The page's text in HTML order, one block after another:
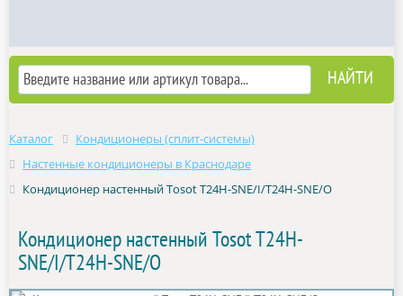
Каталог
Кондиционеры (сплит-системы)
Настенные кондиционеры в Краснодаре
Кондиционер настенный Tosot T24H-SNE/I/T24H-SNE/O
Кондиционер настенный Tosot T24H-
SNE/I/T24H-SNE/O